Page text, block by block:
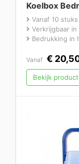
Koelbox
Vanaf 10 stuks
Verkrijgbaar
Bedrukking in
Vanaf €
Bekijk product